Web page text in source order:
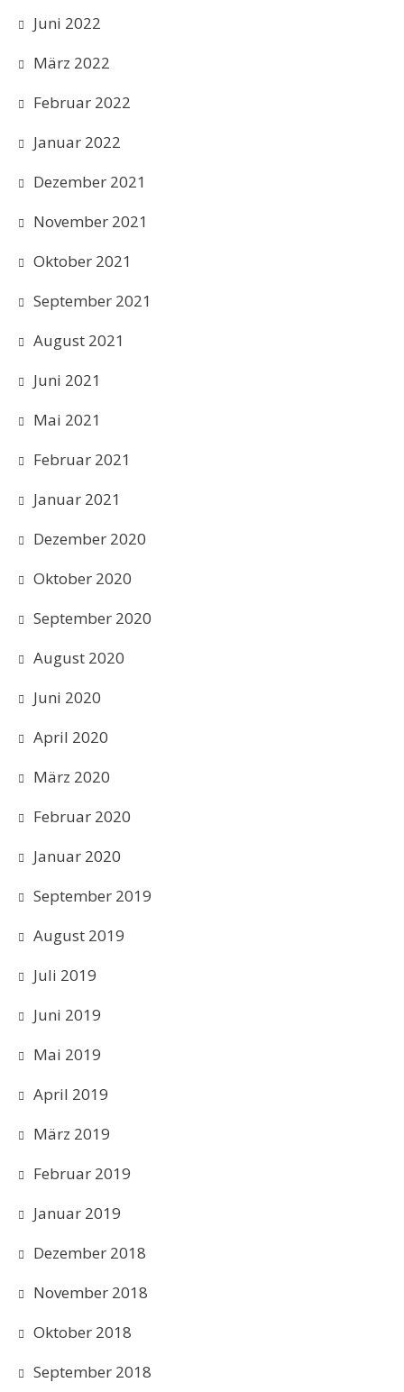
Juni 2022
März 2022
Februar 2022
Januar 2022
Dezember 2021
November 2021
Oktober 2021
September 2021
August 2021
Juni 2021
Mai 2021
Februar 2021
Januar 2021
Dezember 2020
Oktober 2020
September 2020
August 2020
Juni 2020
April 2020
März 2020
Februar 2020
Januar 2020
September 2019
August 2019
Juli 2019
Juni 2019
Mai 2019
April 2019
März 2019
Februar 2019
Januar 2019
Dezember 2018
November 2018
Oktober 2018
September 2018